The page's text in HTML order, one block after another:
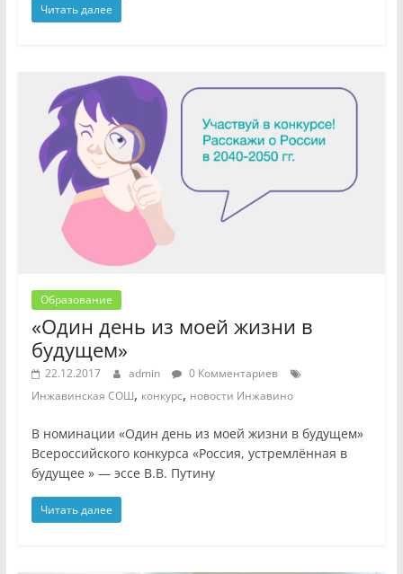
Читать далее
Образование
«Один день из моей жизни в
будущем»
22.12.2017 admin
0 Комментариев
Инжавинская СОШ, конкурс, новости Инжавино
В номинации «Один день из моей жизни в будущем»
Всероссийского конкурса «Россия, устремлённая в
будущее » — эссе В.В. Путину
Читать далее